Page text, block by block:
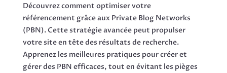
Découvrez comment optimiser votre
référencement grâce aux Private Blog Networks
(PBN). Cette stratégie avancée peut propulser
votre site en tête des résultats de recherche.
Apprenez les meilleures pratiques pour créer et
gérer des PBN efficaces, tout en évitant les pièges